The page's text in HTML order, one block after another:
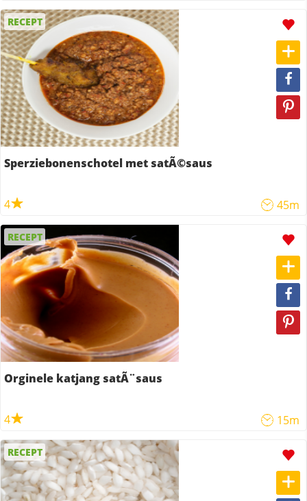
RECEPT
Sperziebonenschotel met satÃ©saus
4 45m
RECEPT
Orginele katjang satÃ¨saus
4 15m
RECEPT